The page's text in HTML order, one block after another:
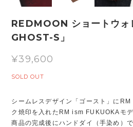
REDMOON ショートウォ
GHOST-S」
¥39,600
SOLD OUT
シームレスデザイン「ゴースト」に
ク焼印を入れたRM ism FUKUOKAモデ
商品の完成後にハンドダイ（手染め）